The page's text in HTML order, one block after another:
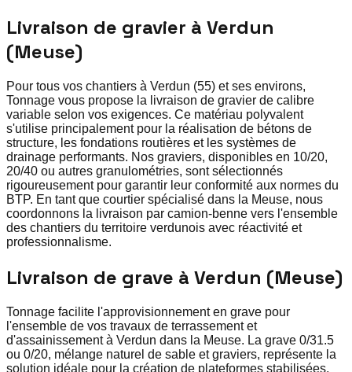
Livraison de gravier à Verdun
(Meuse)
Pour tous vos chantiers à Verdun (55) et ses environs,
Tonnage vous propose la livraison de gravier de calibre
variable selon vos exigences. Ce matériau polyvalent
s'utilise principalement pour la réalisation de bétons de
structure, les fondations routières et les systèmes de
drainage performants. Nos graviers, disponibles en 10/20,
20/40 ou autres granulométries, sont sélectionnés
rigoureusement pour garantir leur conformité aux normes du
BTP. En tant que courtier spécialisé dans la Meuse, nous
coordonnons la livraison par camion-benne vers l'ensemble
des chantiers du territoire verdunois avec réactivité et
professionnalisme.
Livraison de grave à Verdun (Meuse)
Tonnage facilite l'approvisionnement en grave pour
l'ensemble de vos travaux de terrassement et
d'assainissement à Verdun dans la Meuse. La grave 0/31.5
ou 0/20, mélange naturel de sable et graviers, représente la
solution idéale pour la création de plateformes stabilisées,